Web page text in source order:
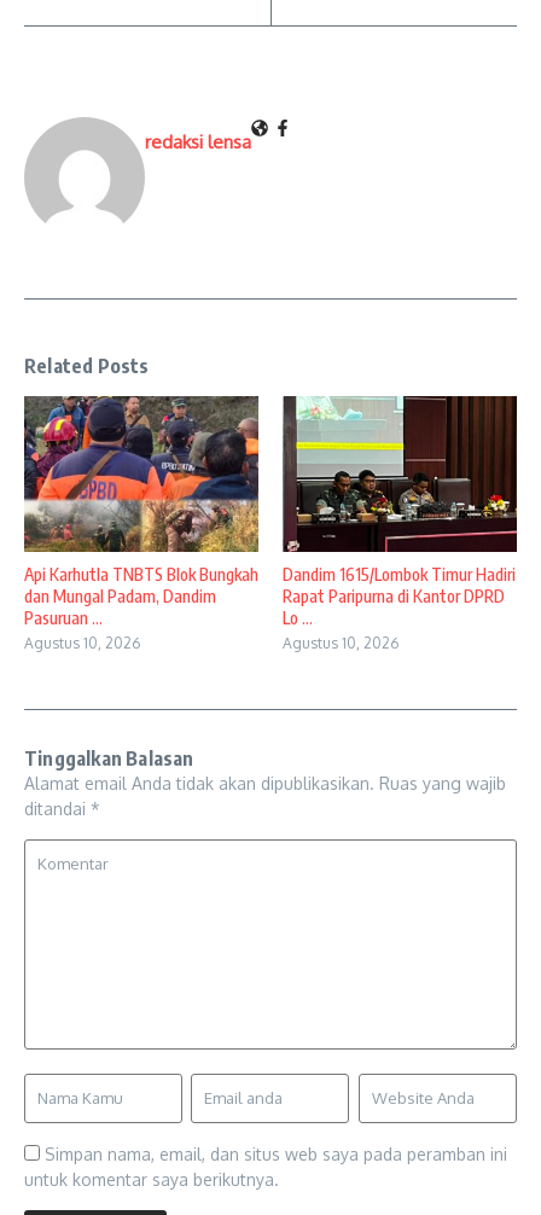
redaksi lensa
Related Posts
Api Karhutla TNBTS Blok Bungkah
dan Mungal Padam, Dandim
Pasuruan ...
Agustus 10, 2026
Dandim 1615/Lombok Timur Hadiri
Rapat Paripurna di Kantor DPRD
Lo ...
Agustus 10, 2026
Tinggalkan Balasan
Alamat email Anda tidak akan dipublikasikan. Ruas yang wajib
ditandai *
Simpan nama, email, dan situs web saya pada peramban ini
untuk komentar saya berikutnya.